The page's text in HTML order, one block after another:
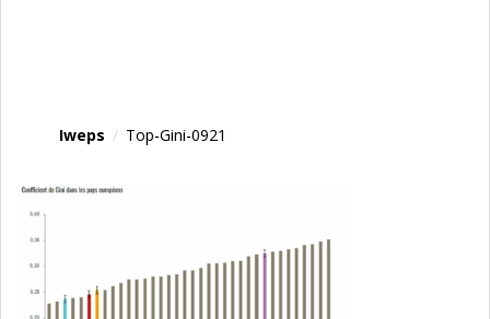
Iweps / Top-Gini-0921